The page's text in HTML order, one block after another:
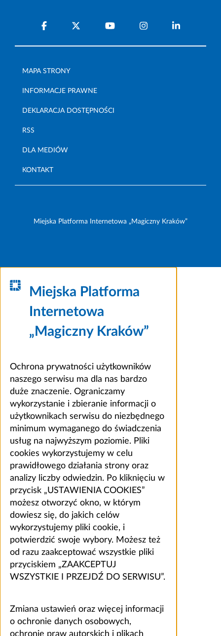
MAPA STRONY
INFORMACJE PRAWNE
DEKLARACJA DOSTĘPNOŚCI
RSS
DLA MEDIÓW
KONTAKT
Miejska Platforma Internetowa „Magiczny Kraków”
Miejska Platforma
Internetowa
„Magiczny Kraków”
Ochrona prywatności użytkowników
naszego serwisu ma dla nas bardzo
duże znaczenie. Ograniczamy
wykorzystanie i zbieranie informacji o
użytkownikach serwisu do niezbędnego
minimum wymaganego do świadczenia
usług na najwyższym poziomie. Pliki
cookies wykorzystujemy w celu
prawidłowego działania strony oraz
analizy liczby odwiedzin. Po kliknięciu w
przycisk „USTAWIENIA COOKIES”
możesz otworzyć okno, w którym
dowiesz się, do jakich celów
wykorzystujemy pliki cookie, i
potwierdzić swoje wybory. Możesz też
od razu zaakceptować wszystkie pliki
przyciskiem „ZAAKCEPTUJ
WSZYSTKIE I PRZEJDŹ DO SERWISU”.
Zmiana ustawień oraz więcej informacji
o ochronie danych osobowych,
ochronie praw autorskich i plikach